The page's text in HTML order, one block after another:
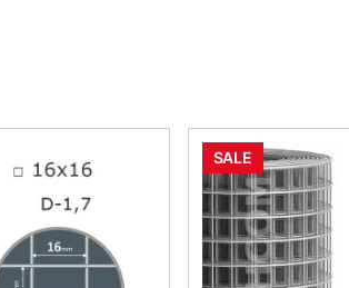
SALE